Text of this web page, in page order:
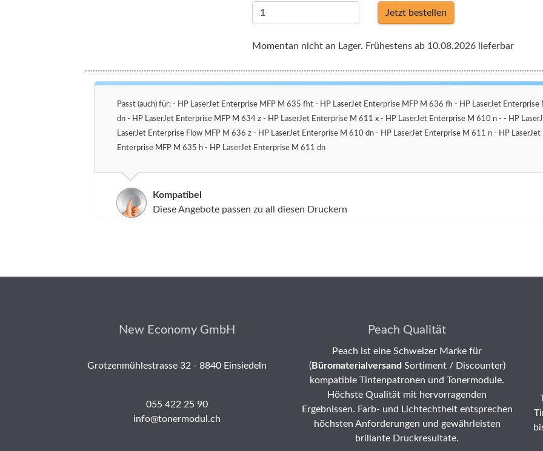
Jetzt bestellen
Momentan nicht an Lager. Frühestens ab 10.08.2026 lieferbar
Passt (auch) für: - HP LaserJet Enterprise MFP M 635 fht - HP LaserJet Enterprise MFP M 636 fh - HP LaserJet
dn - HP LaserJet Enterprise MFP M 634 z - HP LaserJet Enterprise M 611 x - HP LaserJet Enterprise M 610 n - - HP
LaserJet Enterprise Flow MFP M 636 z - HP LaserJet Enterprise M 610 dn - HP LaserJet Enterprise M 611 n - HP
Enterprise MFP M 635 h - HP LaserJet Enterprise M 611 dn
Kompatibel
Diese Angebote passen zu all diesen Druckern
New Economy GmbH
Grotzenmühlestrasse 32 - 8840 Einsiedeln
055 422 25 90
info@tonermodul.ch
Peach Qualität
Peach ist eine Schweizer Marke für
(Büromaterialversand Sortiment / Discounter)
kompatible Tintenpatronen und Tonermodule.
Höchste Qualität mit hervorragenden
Ergebnissen. Farb- und Lichtechtheit entsprechen
höchsten Anforderungen und gewährleisten
brillante Druckresultate.